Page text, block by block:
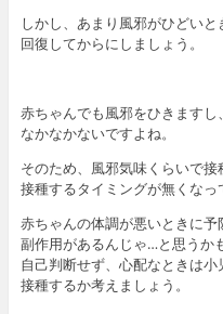
しかし、あまり風邪がひどいと
回復してからにしましょう。
赤ちゃんでも風邪をひきます
なかなかないですよね。
そのため、風邪気味くらいで接
接種するタイミングが無くなっ
赤ちゃんの体調が悪いときに予
副作用があるんじゃ…と思うか
自己判断せず、心配なときは
接種するか考えましょう。